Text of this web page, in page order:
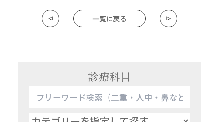
一覧に戻る
診療科目